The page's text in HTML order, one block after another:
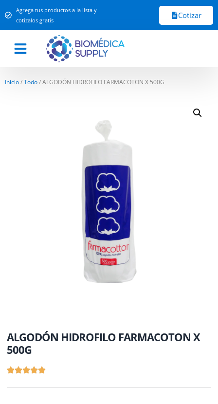
Agrega tus productos a la lista y
cotizalos gratis
Cotizar
Inicio/Todo/ ALGODÓN HIDROFILO FARMACOTON X 500G
ALGODÓN HIDROFILO FARMACOTON X
500G